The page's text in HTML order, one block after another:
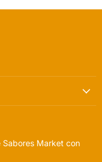
Sabores Market con